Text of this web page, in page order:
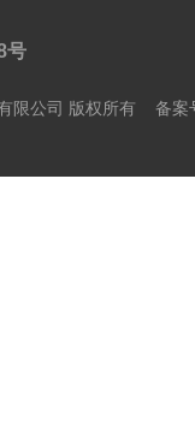
号
限公司 版权所有 备案